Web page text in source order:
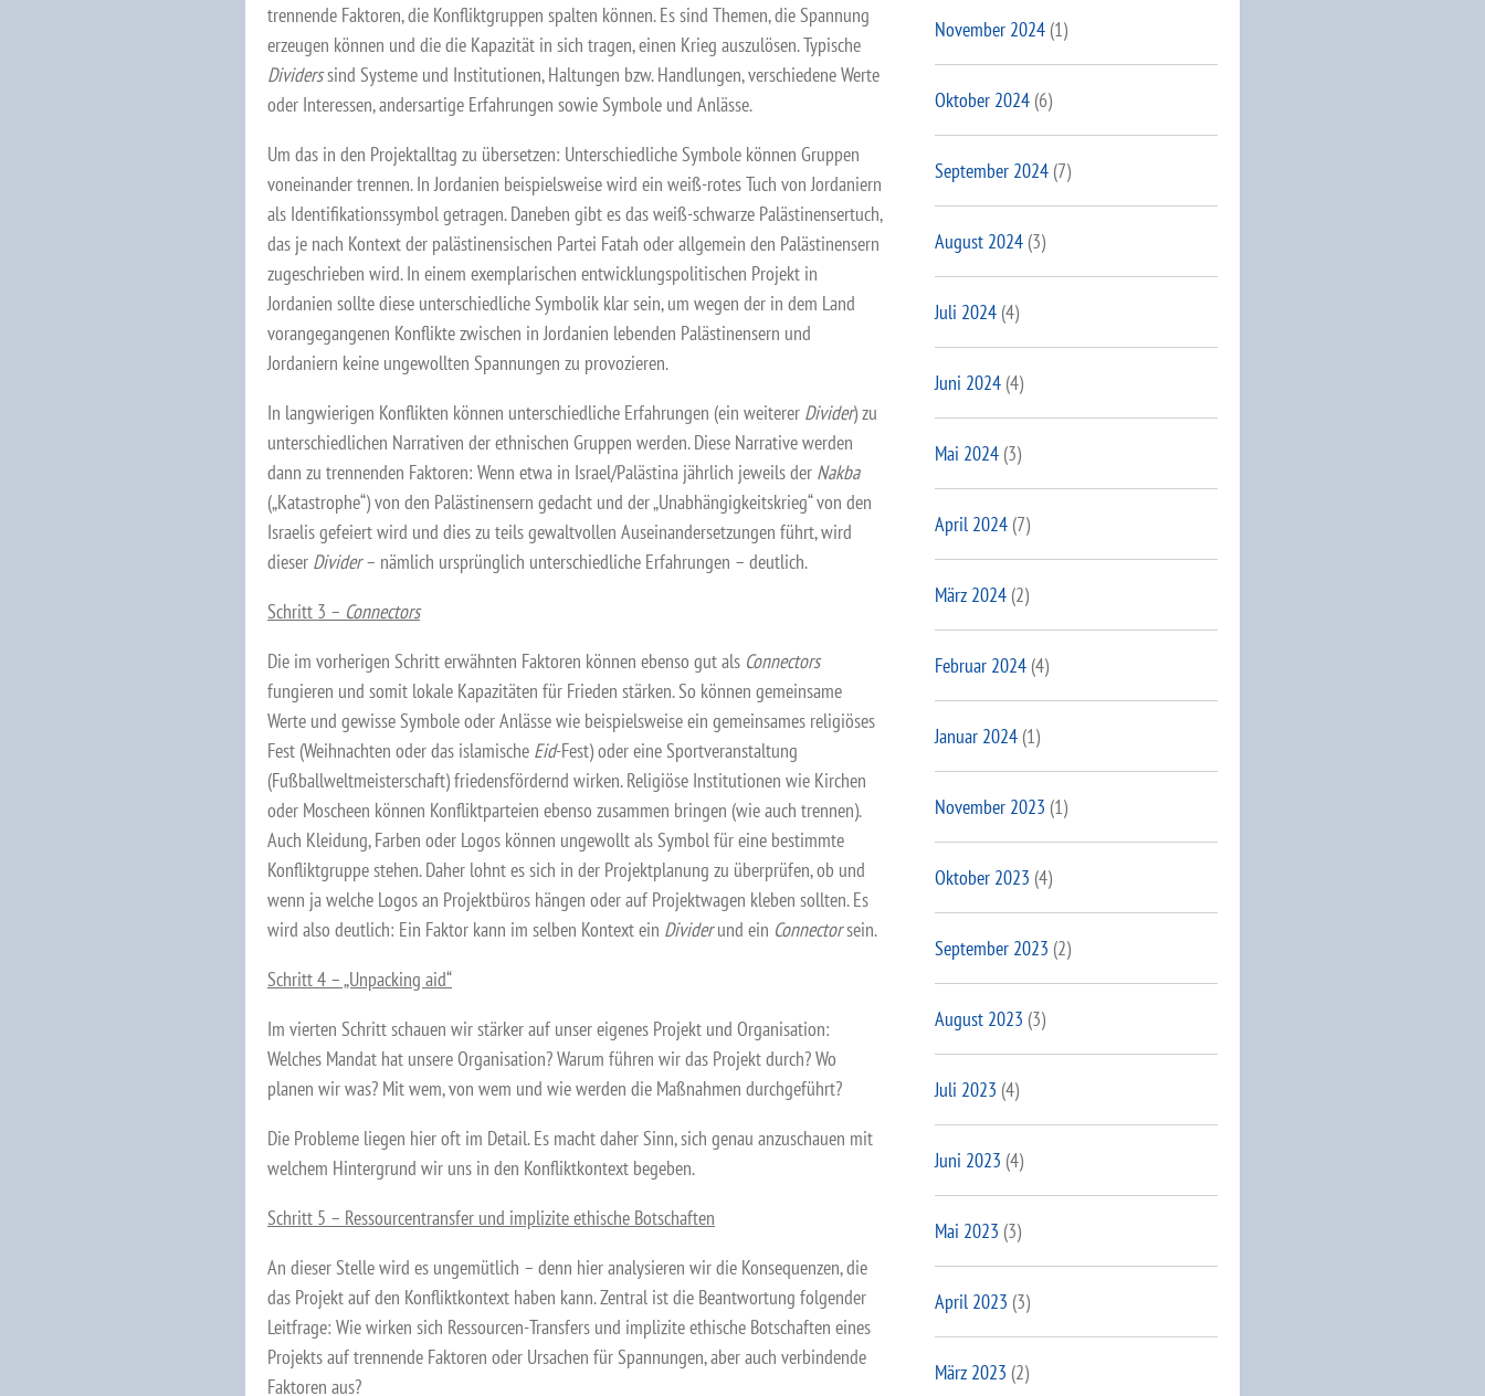
trennende Faktoren, die Konfliktgruppen spalten können. Es sind Themen, die Spannung
erzeugen können und die die Kapazität in sich tragen, einen Krieg auszulösen. Typische
Dividerssind Systeme und Institutionen, Haltungen bzw. Handlungen, verschiedene Werte
oder Interessen, andersartige Erfahrungen sowie Symbole und Anlässe.
Um das in den Projektalltag zu übersetzen: Unterschiedliche Symbole können Gruppen
voneinander trennen. In Jordanien beispielsweise wird ein weiß-rotes Tuch von Jordaniern
als Identifikationssymbol getragen. Daneben gibt es das weiß-schwarze Palästinensertuch,
das je nach Kontext der palästinensischen Partei Fatah oder allgemein den Palästinensern
zugeschrieben wird. In einem exemplarischen entwicklungspolitischen Projekt in
Jordanien sollte diese unterschiedliche Symbolik klar sein, um wegen der in dem Land
vorangegangenen Konflikte zwischen in Jordanien lebenden Palästinensern und
Jordaniern keine ungewollten Spannungen zu provozieren.
In langwierigen Konflikten können unterschiedliche Erfahrungen (ein weiterer Divider) zu
unterschiedlichen Narrativen der ethnischen Gruppen werden. Diese Narrative werden
dann zu trennenden Faktoren: Wenn etwa in Israel/Palästina jährlich jeweils der Nakba
(„Katastrophe“) von den Palästinensern gedacht und der „Unabhängigkeitskrieg“ von den
Israelis gefeiert wird und dies zu teils gewaltvollen Auseinandersetzungen führt, wird
dieser Divider– nämlich ursprünglich unterschiedliche Erfahrungen – deutlich.
Schritt 3 – Connectors
Die im vorherigen Schritt erwähnten Faktoren können ebenso gut als Connectors
fungieren und somit lokale Kapazitäten für Frieden stärken. So können gemeinsame
Werte und gewisse Symbole oder Anlässe wie beispielsweise ein gemeinsames religiöses
Fest (Weihnachten oder das islamische Eid-Fest) oder eine Sportveranstaltung
(Fußballweltmeisterschaft) friedensfördernd wirken. Religiöse Institutionen wie Kirchen
oder Moscheen können Konfliktparteien ebenso zusammen bringen (wie auch trennen).
Auch Kleidung, Farben oder Logos können ungewollt als Symbol für eine bestimmte
Konfliktgruppe stehen. Daher lohnt es sich in der Projektplanung zu überprüfen, ob und
wenn ja welche Logos an Projektbüros hängen oder auf Projektwagen kleben sollten. Es
wird also deutlich: Ein Faktor kann im selben Kontext ein Dividerund ein Connectorsein.
Schritt 4 – „Unpacking aid“
Im vierten Schritt schauen wir stärker auf unser eigenes Projekt und Organisation:
Welches Mandat hat unsere Organisation? Warum führen wir das Projekt durch? Wo
planen wir was? Mit wem, von wem und wie werden die Maßnahmen durchgeführt?
Die Probleme liegen hier oft im Detail. Es macht daher Sinn, sich genau anzuschauen mit
welchem Hintergrund wir uns in den Konfliktkontext begeben.
Schritt 5 – Ressourcentransfer und implizite ethische Botschaften
An dieser Stelle wird es ungemütlich – denn hier analysieren wir die Konsequenzen, die
das Projekt auf den Konfliktkontext haben kann. Zentral ist die Beantwortung folgender
Leitfrage: Wie wirken sich Ressourcen-Transfers und implizite ethische Botschaften eines
Projekts auf trennende Faktoren oder Ursachen für Spannungen, aber auch verbindende
Faktoren aus?
November 2024(1)
Oktober 2024(6)
September 2024(7)
August 2024(3)
Juli 2024(4)
Juni 2024(4)
Mai 2024(3)
April 2024(7)
März 2024(2)
Februar 2024(4)
Januar 2024(1)
November 2023 (1)
Oktober 2023 (4)
September 2023 (2)
August 2023 (3)
Juli 2023 (4)
Juni 2023 (4)
Mai 2023 (3)
April 2023 (3)
März 2023 (2)